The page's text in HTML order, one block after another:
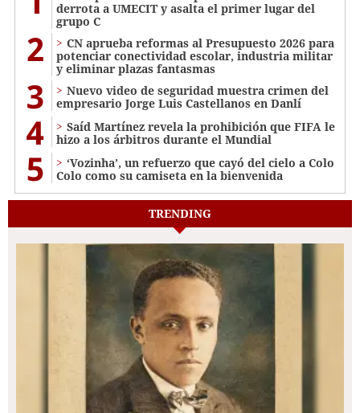
derrota a UMECIT y asalta el primer lugar del
grupo C
2
CN aprueba reformas al Presupuesto 2026 para
potenciar conectividad escolar, industria militar
y eliminar plazas fantasmas
3
Nuevo video de seguridad muestra crimen del
empresario Jorge Luis Castellanos en Danlí
4
Saíd Martínez revela la prohibición que FIFA le
hizo a los árbitros durante el Mundial
5
‘Vozinha’, un refuerzo que cayó del cielo a Colo
Colo como su camiseta en la bienvenida
TRENDING